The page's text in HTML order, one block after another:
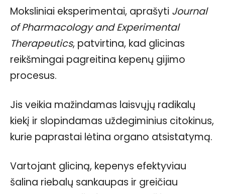
Moksliniai eksperimentai, aprašyti Journal
of Pharmacology and Experimental
Therapeutics, patvirtina, kad glicinas
reikšmingai pagreitina kepenų gijimo
procesus.
Jis veikia mažindamas laisvųjų radikalų
kiekį ir slopindamas uždegiminius citokinus,
kurie paprastai lėtina organo atsistatymą.
Vartojant gliciną, kepenys efektyviau
šalina riebalų sankaupas ir greičiau